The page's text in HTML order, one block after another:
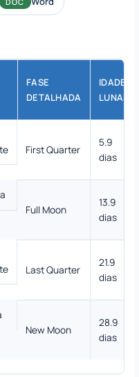
FASE
DETALHADA
IDADE
LUNAR
First Quarter
5.9
dias
Full Moon
13.9
dias
Last Quarter
21.9
dias
New Moon
28.9
dias